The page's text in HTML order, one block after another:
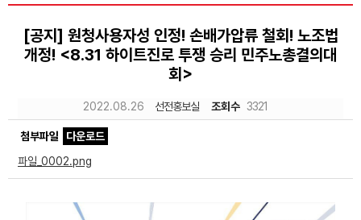
[공지] 원청사용자성 인정! 손배가압류 철회! 노조법
개정! <8.31 하이트진로 투쟁 승리 민주노총결의대
회>
2022.08.26 선전홍보실 조회수 3321
첨부파일
다운로드
파일_0002.png
공지사항
성명·보도
노동상담
자료
Sketchbook5, 스케치북5